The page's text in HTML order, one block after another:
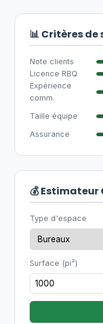
📊 Critères
Note clients
Licence RBQ
Expérience
comm.
Taille équipe
Assurance
💰
Type d'espace
Surface (pi²)